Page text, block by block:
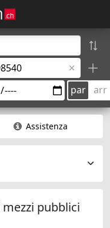
par arr
Assistenza
pubblici